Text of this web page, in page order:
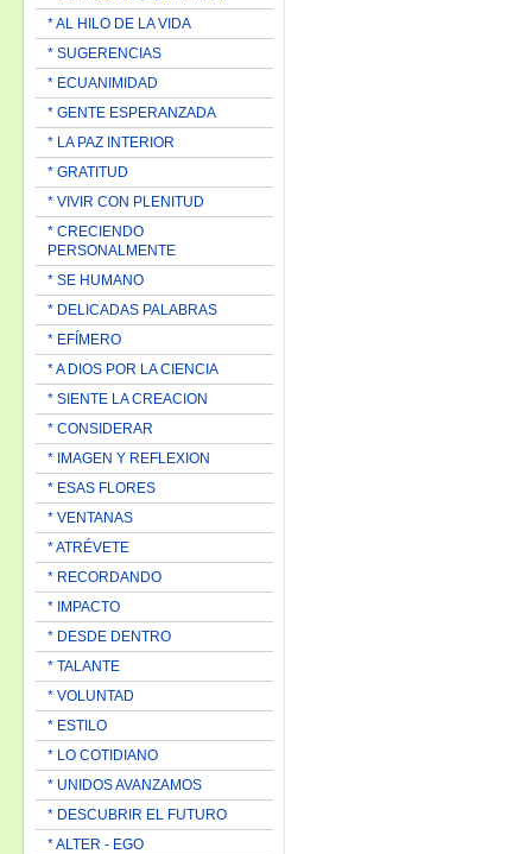
* AL HILO DE LA VIDA
* SUGERENCIAS
* ECUANIMIDAD
* GENTE ESPERANZADA
* LA PAZ INTERIOR
* GRATITUD
* VIVIR CON PLENITUD
* CRECIENDO
PERSONALMENTE
* SE HUMANO
* DELICADAS PALABRAS
* EFÍMERO
* A DIOS POR LA CIENCIA
* SIENTE LA CREACION
* CONSIDERAR
* IMAGEN Y REFLEXION
* ESAS FLORES
* VENTANAS
* ATRÉVETE
* RECORDANDO
* IMPACTO
* DESDE DENTRO
* TALANTE
* VOLUNTAD
* ESTILO
* LO COTIDIANO
* UNIDOS AVANZAMOS
* DESCUBRIR EL FUTURO
* ALTER - EGO